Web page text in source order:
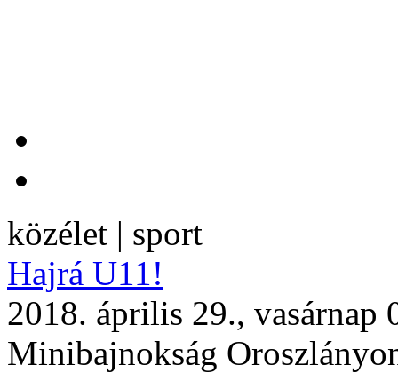
közélet | sport
Hajrá U11!
2018. április 29., vasárnap
Minibajnokság